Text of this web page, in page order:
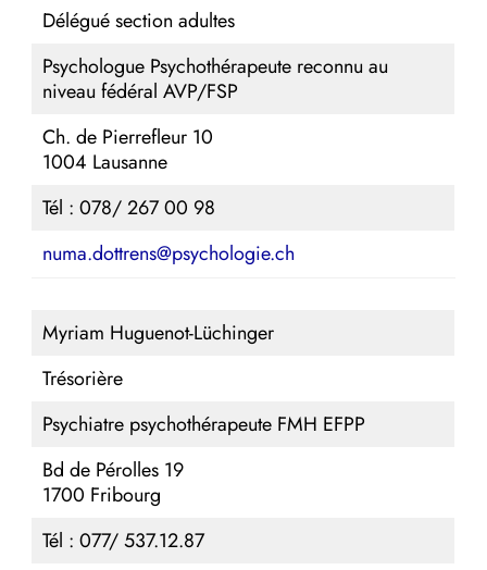
Délégué section adultes
Psychologue Psychothérapeute reconnu au
niveau fédéral AVP/FSP
Ch. de Pierrefleur 10
1004 Lausanne
Tél : 078/ 267 00 98
numa.dottrens@psychologie.ch
Myriam Huguenot-Lüchinger
Trésorière
Psychiatre psychothérapeute FMH EFPP
Bd de Pérolles 19
1700 Fribourg
Tél : 077/ 537.12.87